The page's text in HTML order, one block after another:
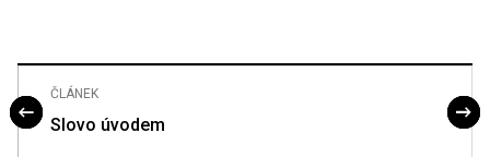
ČLÁNEK
Slovo úvodem